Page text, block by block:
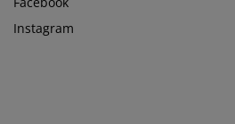
Instagram